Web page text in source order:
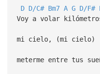
D D/C# Bm7 A G D/F#
Voy a volar
mi cielo, (mi cielo)
meterme entre tus